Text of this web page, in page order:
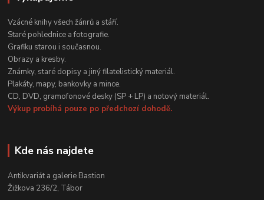
Vzácné knihy všech žánrů a stáří.
Staré pohlednice a fotografie.
Grafiku starou i současnou.
Obrazy a kresby.
Známky, staré dopisy a jiný filatelistický materiál.
Plakáty, mapy, bankovky a mince.
CD, DVD, gramofonové desky (SP + LP) a notový materiál.
Výkup probíhá pouze po předchozí dohodě.
Kde nás najdete
Antikvariát a galerie Bastion
Žižkova 236/2, Tábor